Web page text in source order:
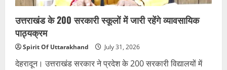
उत्तराखंड के 200 सरकारी स्कूलों में जारी रहेंगे व्यावसायिक
पाठ्यक्रम
Spirit Of Uttarakhand July 31, 2026
देहरादून। उत्तराखंड सरकार ने प्रदेश के 200 सरकारी विद्यालयों में